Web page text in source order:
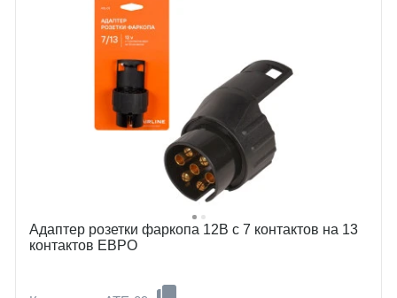
Адаптер розетки фаркопа 12В с 7 контактов на 13
контактов ЕВРО